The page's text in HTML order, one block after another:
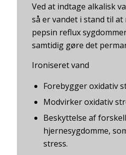
Ved at indtage alkalisk
så er vandet i stand til
pepsin reflux
samtidig gøre det
Ironiseret vand
Forebygger oxidativ
Modvirker oxidativ
Beskyttelse af
hjernesygdomme,
stress.